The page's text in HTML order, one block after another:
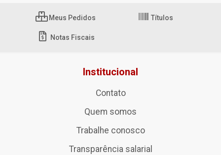
Meus Pedidos Títulos
Notas Fiscais
Institucional
Contato
Quem somos
Trabalhe conosco
Transparência salarial